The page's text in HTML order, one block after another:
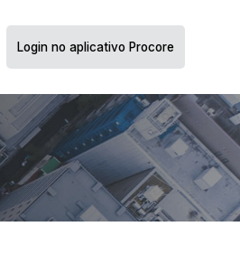
Login no aplicativo Procore